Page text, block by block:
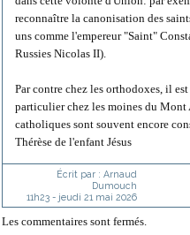
reconnaître la canonisation des
uns comme l'empereur "Saint"
Russies Nicolas II).
Par contre chez les orthodoxes, il
particulier chez les moines du Mont
catholiques sont souvent encore
Thérèse de l'enfant Jésus
Écrit par : Arnaud
Dumouch
11h23- jeudi 21 mai 2026
Les commentaires sont fermés.